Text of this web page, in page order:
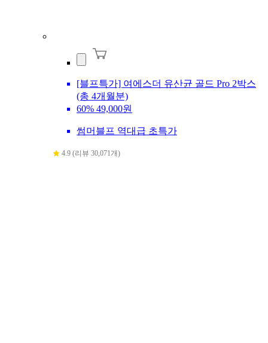
[블프특가] 여에스더 유산균 골드 Pro 2박스
(총 4개월분)
60% 49,000원
썸머블프 역대급 초특가
4.9 (리뷰 30,071개)